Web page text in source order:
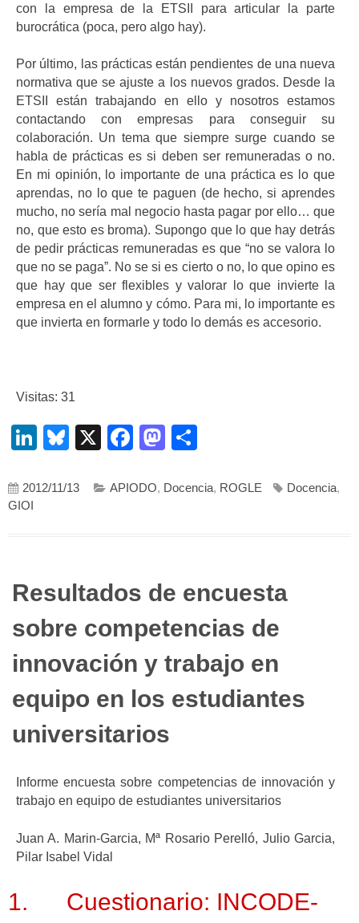
con la empresa de la ETSII para articular la parte
burocrática (poca, pero algo hay).
Por último, las prácticas están pendientes de una nueva
normativa que se ajuste a los nuevos grados. Desde la
ETSII están trabajando en ello y nosotros estamos
contactando con empresas para conseguir su
colaboración. Un tema que siempre surge cuando se
habla de prácticas es si deben ser remuneradas o no.
En mi opinión, lo importante de una práctica es lo que
aprendas, no lo que te paguen (de hecho, si aprendes
mucho, no sería mal negocio hasta pagar por ello… que
no, que esto es broma). Supongo que lo que hay detrás
de pedir prácticas remuneradas es que “no se valora lo
que no se paga”. No se si es cierto o no, lo que opino es
que hay que ser flexibles y valorar lo que invierte la
empresa en el alumno y cómo. Para mi, lo importante es
que invierta en formarle y todo lo demás es accesorio.
Visitas: 31
LinkedIn
Bluesky
X Facebook
Mastodon
2012/11/13 APIODO, Docencia, ROGLE Docencia,
GIOI
Resultados de encuesta
sobre competencias de
innovación y trabajo en
equipo en los estudiantes
universitarios
Informe encuesta sobre competencias de innovación y
trabajo en equipo de estudiantes universitarios
Juan A. Marin-Garcia, Mª Rosario Perelló, Julio Garcia,
Pilar Isabel Vidal
1. Cuestionario: INCODE-